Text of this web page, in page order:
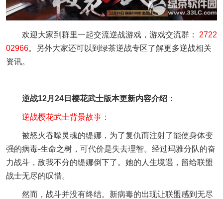
欢迎大家到群里一起交流逆战游戏，游戏交流群：
2722
02966。另外大家还可以到绿茶逆战专区了解更多逆战相关
资讯。
逆战12月24日樱花武士版本更新内容介绍：
逆战樱花武士背景故事：
被怒火吞噬灵魂的缇娜，为了复仇而注射了能使身体变
强的病毒-生命之树，可代价是失去理智。经过玛雅分队的奋
力战斗，敌我不分的缇娜倒下了。她的人生境遇，留给联盟
战士无尽的叹惜。
然而，战斗并没有终结。新病毒的出现让联盟感到无尽